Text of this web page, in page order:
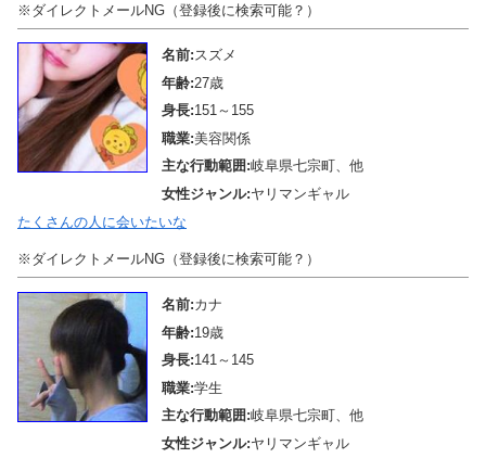
※ダイレクトメールNG（登録後に検索可能？）
名前:スズメ
年齢:27歳
身長:151～155
職業:美容関係
主な行動範囲:岐阜県七宗町、他
女性ジャンル:ヤリマンギャル
たくさんの人に会いたいな
※ダイレクトメールNG（登録後に検索可能？）
名前:カナ
年齢:19歳
身長:141～145
職業:学生
主な行動範囲:岐阜県七宗町、他
女性ジャンル:ヤリマンギャル